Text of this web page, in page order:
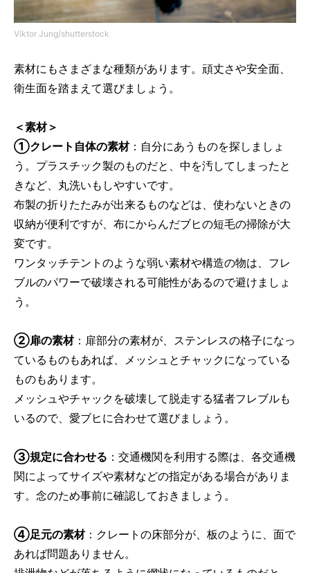
Viktor Jung/shutterstock
素材にもさまざまな種類があります。頑丈さや安全面、
衛生面を踏まえて選びましょう。
＜素材＞
①クレート自体の素材：自分にあうものを探しましょ
う。プラスチック製のものだと、中を汚してしまったと
きなど、丸洗いもしやすいです。
布製の折りたたみが出来るものなどは、使わないときの
収納が便利ですが、布にからんだブヒの短毛の掃除が大
変です。
ワンタッチテントのような弱い素材や構造の物は、フレ
ブルのパワーで破壊される可能性があるので避けましょ
う。
②扉の素材：扉部分の素材が、ステンレスの格子になっ
ているものもあれば、メッシュとチャックになっている
ものもあります。
メッシュやチャックを破壊して脱走する猛者フレブルも
いるので、愛ブヒに合わせて選びましょう。
③規定に合わせる ：交通機関を利用する際は、各交通機
関によってサイズや素材などの指定がある場合がありま
す。念のため事前に確認しておきましょう。
④足元の素材：クレートの床部分が、板のように、面で
あれば問題ありません。